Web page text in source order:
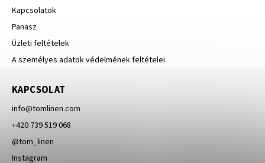
Kapcsolatok
Panasz
Üzleti feltételek
A személyes adatok védelmének feltételei
KAPCSOLAT
info@tomlinen.com
+420 739 519 068
@tom_linen
Instagram